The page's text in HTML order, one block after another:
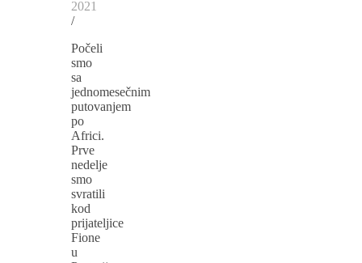
2021
/
Počeli
smo
sa
jednomesečnim
putovanjem
po
Africi.
Prve
nedelje
smo
svratili
kod
prijateljice
Fione
u